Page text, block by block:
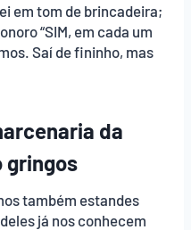
em tom de brincadeira;
“SIM, em cada um
Saí de fininho, mas
da
gringos
também estandes
já nos conhecem